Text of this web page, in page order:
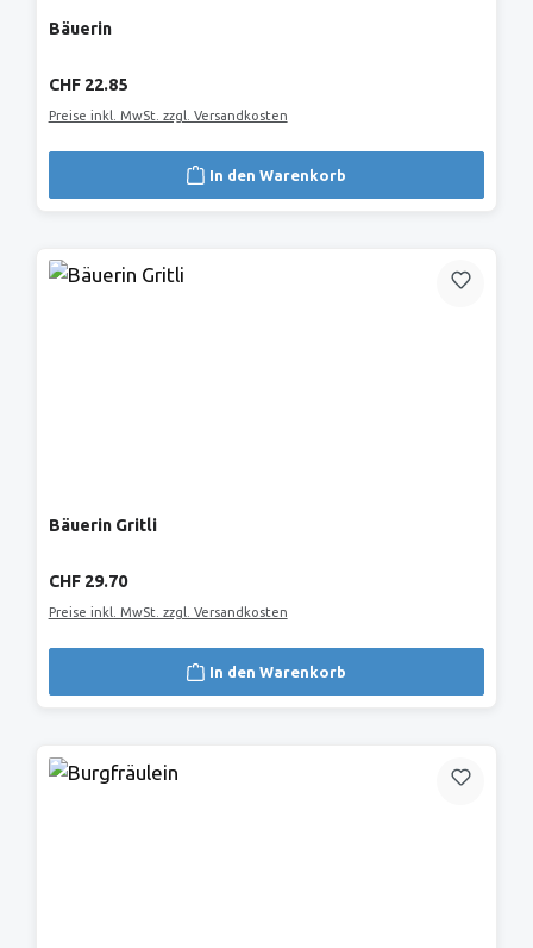
Bäuerin
Regulärer Preis:
CHF 22.85
Preise inkl. MwSt. zzgl. Versandkosten
In den Warenkorb
Bäuerin Gritli
Regulärer Preis:
CHF 29.70
Preise inkl. MwSt. zzgl. Versandkosten
In den Warenkorb